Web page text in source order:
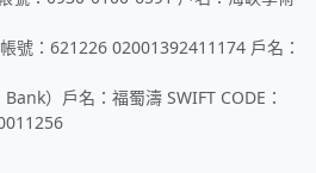
號：621226 02001392411174 戶名：
）戶名：福蜀濤 SWIFT CODE：